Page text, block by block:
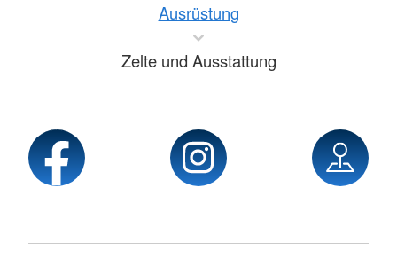
Ausrüstung
Zelte und Ausstattung